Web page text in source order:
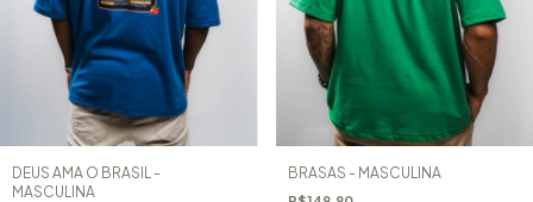
DEUS AMA O BRASIL -
MASCULINA
BRASAS - MASCULINA